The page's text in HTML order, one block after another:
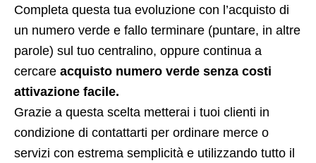
Completa questa tua evoluzione con l’acquisto di
un numero verde e fallo terminare (puntare, in altre
parole) sul tuo centralino, oppure continua a
cercare acquisto numero verde senza costi
attivazione facile.
Grazie a questa scelta metterai i tuoi clienti in
condizione di contattarti per ordinare merce o
servizi con estrema semplicità e utilizzando tutto il